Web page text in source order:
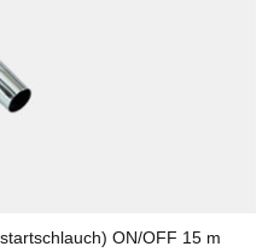
ON/OFF 15 m